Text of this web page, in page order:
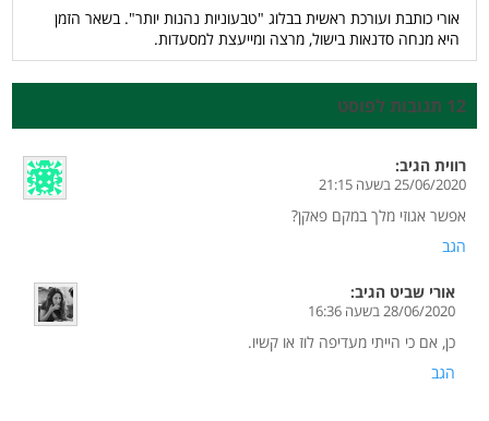
אורי כותבת ועורכת ראשית בבלוג "טבעוניות נהנות יותר". בשאר הזמן
היא מנחה סדנאות בישול, מרצה ומייעצת למסעדות.
12 תגובות לפוסט
רווית הגיב:
25/06/2020 בשעה 21:15
אפשר אגוזי מלך במקם פאקן?
הגב
אורי שביט הגיב:
28/06/2020 בשעה 16:36
כן, אם כי הייתי מעדיפה לוז או קשיו.
הגב